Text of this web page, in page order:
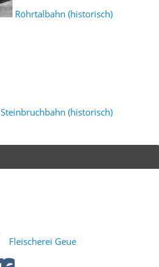
Röhrtalbahn (historisch)
Steinbruchbahn (historisch)
Fleischerei Geue